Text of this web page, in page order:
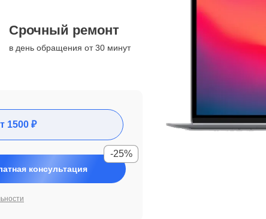
Срочный ремонт
в день обращения от 30 минут
1500 ₽
консультация
-25%